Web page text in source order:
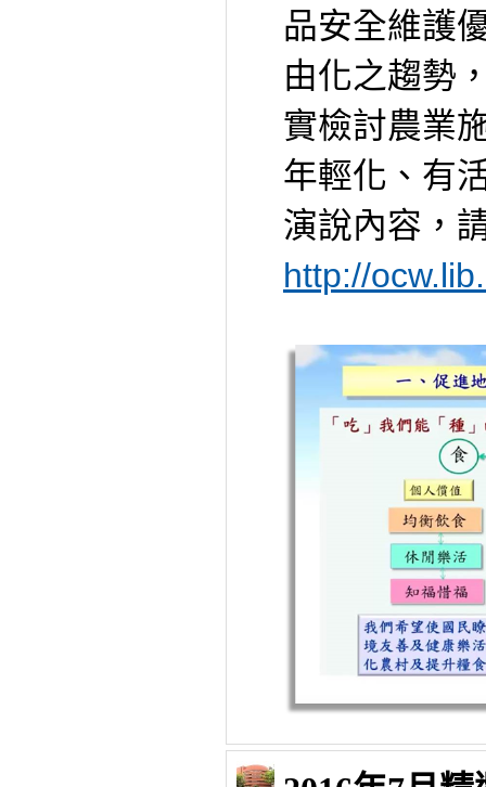
品安全維護
由化之趨勢
實檢討農業
年輕化、有
演說內容，
http://